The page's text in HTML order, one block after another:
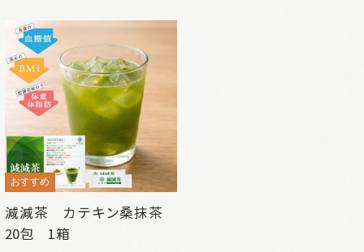
おすすめ
減減茶 カテキン桑抹茶
20包 1箱